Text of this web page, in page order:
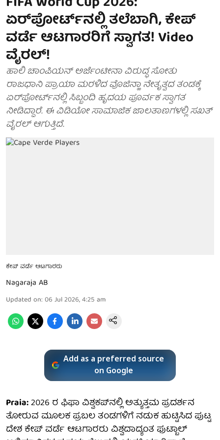
ಏರ್‌ಪೋರ್ಟ್‌ನಲ್ಲಿ ತಲೆಬಾಗಿ, ಕೇಪ್
ವರ್ಡೆ ಆಟಗಾರರಿಗೆ ಸ್ವಾಗತ! Video
ವೈರಲ್!
ಹಾಲಿ ಚಾಂಪಿಯನ್ ಅರ್ಜೆಂಟೀನಾ ವಿರುದ್ಧ ಸೋತು
ರಾಜಧಾನಿ ಪ್ರಾಯಾ ಮರಳಿದ ವೊಜಿನ್ಹಾ ನೇತೃತ್ವದ ತಂಡಕ್ಕೆ
ಏರ್‌ಪೋರ್ಟ್‌ನಲ್ಲಿ ಸಿಬ್ಬಂದಿ ಹೃದಯ ಪೂರ್ವಕ ಸ್ವಾಗತ
ನೀಡಿದ್ದಾರೆ. ಈ ವಿಡಿಯೋ ಸಾಮಾಜಿಕ ಜಾಲತಾಣಗಳಲ್ಲಿ ಸಖತ್
ವೈರಲ್ ಆಗುತ್ತಿದೆ.
ಕೇಪ್ ವರ್ಡೆ ಆಟಗಾರರು
Nagaraja AB
Updated on: 06 Jul 2026, 4:25 am
Add as a preferred source
on Google
Praia:2026 ರ ಫಿಫಾ ವಿಶ್ವಕಪ್‌ನಲ್ಲಿ ಅತ್ಯುತ್ತಮ ಪ್ರದರ್ಶನ
ತೋರುವ ಮೂಲಕ ಪ್ರಬಲ ತಂಡಗಳಿಗೆ ನಡುಕ ಹುಟ್ಟಿಸಿದ ಪುಟ್ಟ
ದೇಶ ಕೇಪ್ ವರ್ಡೆ ಆಟಗಾರರು ವಿಶ್ವದಾದ್ಯಂತ ಫುಟ್ಬಾಲ್